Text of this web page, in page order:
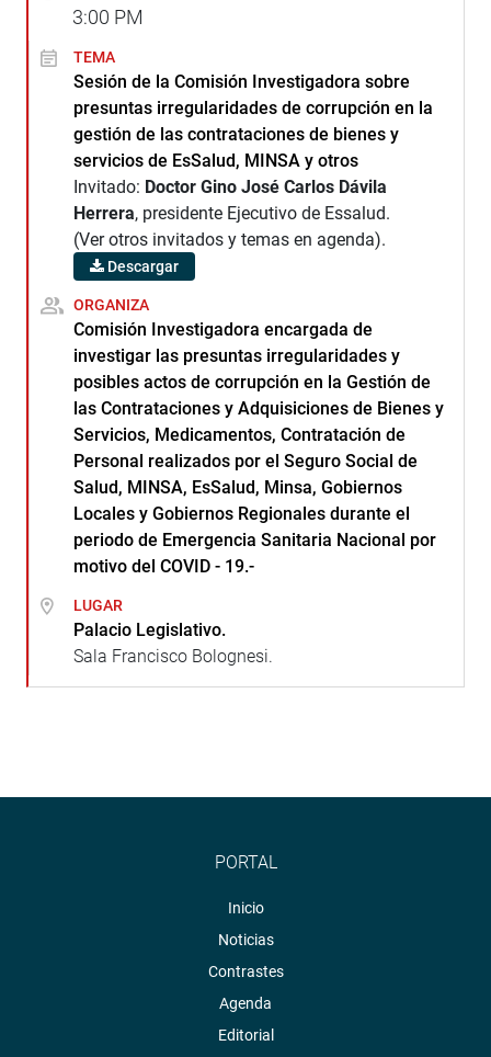
3:00 PM
TEMA
Sesión de la Comisión Investigadora sobre
presuntas irregularidades de corrupción en la
gestión de las contrataciones de bienes y
servicios de EsSalud, MINSA y otros
Invitado: Doctor Gino José Carlos Dávila
Herrera, presidente Ejecutivo de Essalud.
(Ver otros invitados y temas en agenda).
Descargar
ORGANIZA
Comisión Investigadora encargada de
investigar las presuntas irregularidades y
posibles actos de corrupción en la Gestión de
las Contrataciones y Adquisiciones de Bienes y
Servicios, Medicamentos, Contratación de
Personal realizados por el Seguro Social de
Salud, MINSA, EsSalud, Minsa, Gobiernos
Locales y Gobiernos Regionales durante el
periodo de Emergencia Sanitaria Nacional por
motivo del COVID - 19.-
LUGAR
Palacio Legislativo.
Sala Francisco Bolognesi.
PORTAL
Inicio
Noticias
Contrastes
Agenda
Editorial